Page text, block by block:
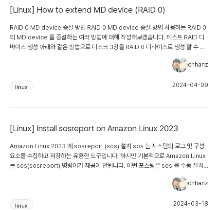
[Linux] How to extend MD device (RAID 0)
RAID 0 MD device 증설 방법 RAID 0 MD device 증설 방법 사용하는 RAID 0
의 MD device 를 증설하는 여러 방법에 대해 작성해보겠습니다. 테스트 RAID 디
바이스 생성 아래와 같은 방법으로 디스크 3장을 RAID 0 디바이스로 생성 할 수 있
습니다. $ sudo mdadm --create --level=0 --raid-devices=3
/dev/md0 /dev/xvdb /dev/xvdc /dev/xvdd mdadm: Defaulting to
--detail /dev/md0 /dev/md0: Version : 1.2 Creation Time : Mon Apr 8
chhanz
linux 2024-04-09
[Linux] Install sosreport on Amazon Linux 2023
Amazon Linux 2023 에 sosreport (sos) 설치 sos 는 시스템의 로그 및 구성
요소를 수집하고 저장하는 유용한 도구입니다. 하지만 기본적으로 Amazon Linux
는 sos(sosreport) 명령어가 제공이 안됩니다. 이번 포스팅은 sos 를 수동 설치
하는 방법에 대해 알아보도록 하겠습니다. 설치 테스트 환경 : Amazon Linux
2023 Release Version : 2023.3.20240312 아래와 같이 sos 설치에 필요한
magic 다음 sos github repository 를 clone 합니다. $ sudo git clone...
chhanz
linux 2024-03-18